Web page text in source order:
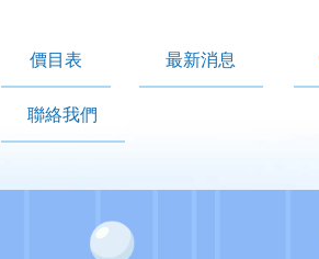
價目表 最新消息
聯絡我們